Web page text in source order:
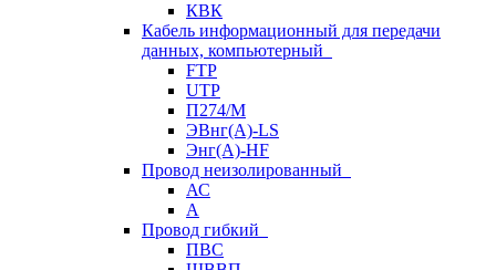
КВК
Кабель информационный для передачи
данных, компьютерный
FTP
UTP
П274/М
ЭВнг(А)-LS
Энг(А)-HF
Провод неизолированный
АС
А
Провод гибкий
ПВС